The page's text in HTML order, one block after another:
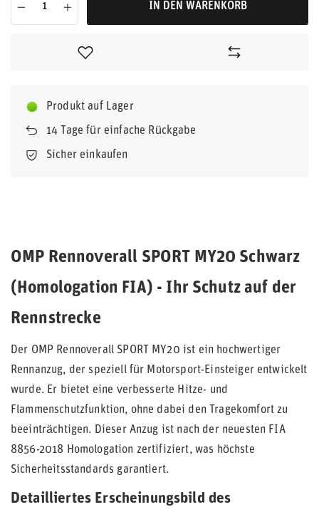
IN DEN WARENKORB
Produkt auf Lager
14 Tage für einfache Rückgabe
Sicher einkaufen
OMP Rennoverall SPORT MY20 Schwarz
(Homologation FIA) - Ihr Schutz auf der
Rennstrecke
Der OMP Rennoverall SPORT MY20 ist ein hochwertiger
Rennanzug, der speziell für Motorsport-Einsteiger entwickelt
wurde. Er bietet eine verbesserte Hitze- und
Flammenschutzfunktion, ohne dabei den Tragekomfort zu
beeinträchtigen. Dieser Anzug ist nach der neuesten FIA
8856-2018 Homologation zertifiziert, was höchste
Sicherheitsstandards garantiert.
Detailliertes Erscheinungsbild des